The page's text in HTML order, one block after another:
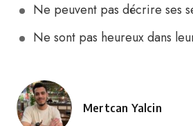
Ne peuvent pas décrire ses
Ne sont pas heureux dans
Posted
Mertcan Yalcin